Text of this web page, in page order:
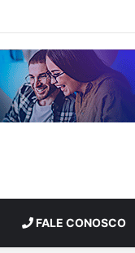
FALE CONOSCO